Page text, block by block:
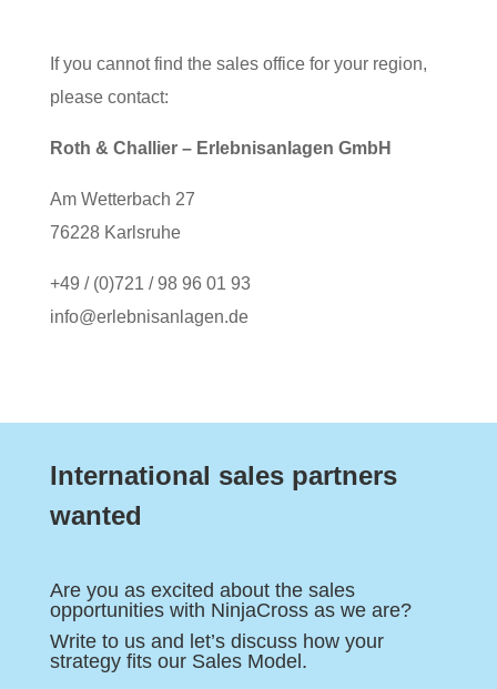
If you cannot find the sales office for your region,
please contact:
Roth & Challier – Erlebnisanlagen GmbH
Am Wetterbach 27
76228 Karlsruhe
+49 / (0)721 / 98 96 01 93
info@erlebnisanlagen.de
International sales partners
wanted
Are you as excited about the sales
opportunities with NinjaCross as we are?
Write to us and let’s discuss how your
strategy fits our Sales Model.